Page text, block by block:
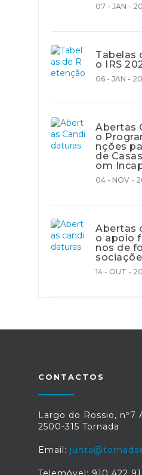
07 - JAN -
Tabelas
o IRS
06 - JAN -
Abertas
o
nções
de
om
04 - NOV -
Abertas
o apoio
nos de
14 - OUT -
CONTACTOS
Largo do Rossio, nº7
2500-315 Tornada
Email: